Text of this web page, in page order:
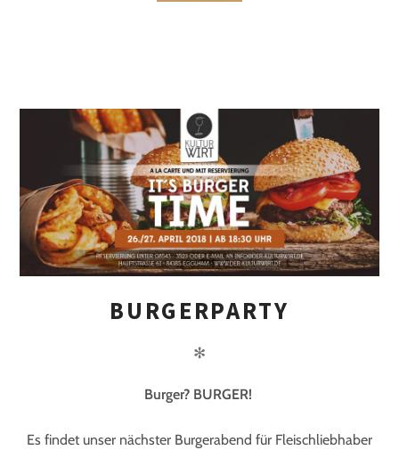
BURGERPARTY
✻
Burger? BURGER!
Es findet unser nächster Burgerabend für Fleischliebhaber